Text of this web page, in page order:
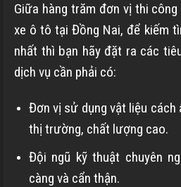
Giữa hàng trăm đơn vị thi
xe ô tô tại Đồng Nai, để kiếm
nhất thì bạn hãy đặt ra các
dịch vụ cần phải có:
Đơn vị sử dụng vật liệu
thị trường, chất lượng cao.
Đội ngũ kỹ thuật chuyên
càng và cẩn thận.